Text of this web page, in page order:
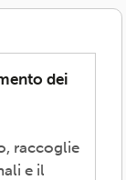
dei
raccoglie
e il